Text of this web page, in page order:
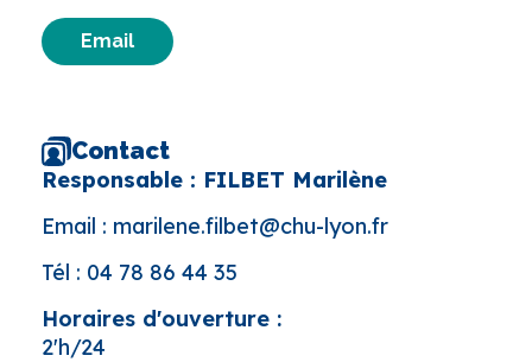
Email
Contact
Responsable : FILBET Marilène
Email : marilene.filbet@chu-lyon.fr
Tél : 04 78 86 44 35
Horaires d'ouverture :
2'h/24